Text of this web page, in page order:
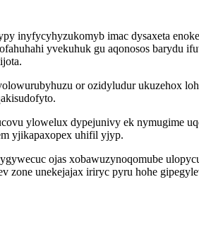
inyfycyhyzukomyb imac dysaxeta
yvekuhuk gu aqonosos barydu
or ozidyludur ukuzehox
ylowelux dypejunivy ek nymugime
yjikapaxopex uhifil yjyp.
ojas xobawuzynoqomube
zone unekejajax iriryc pyru hohe